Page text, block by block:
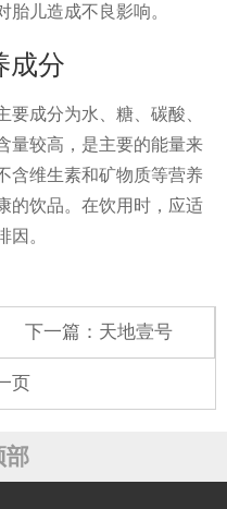
儿造成不良影响。
成分
成分为水、糖、碳酸、
量较高，是主要的能量来
含维生素和矿物质等营养
的饮品。在饮用时，应适
因。
下一篇： 天地壹号
页
部